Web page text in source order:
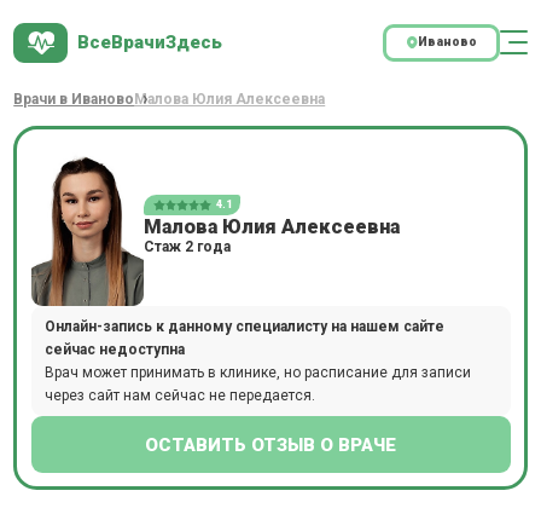
ВсеВрачиЗдесь Иваново
Врачи в Иваново Малова Юлия Алексеевна
4.1
Малова Юлия Алексеевна
Стаж 2 года
Онлайн-запись к данному специалисту на нашем сайте
сейчас недоступна
Врач может принимать в клинике, но расписание для записи
через сайт нам сейчас не передается.
ОСТАВИТЬ ОТЗЫВ О ВРАЧЕ